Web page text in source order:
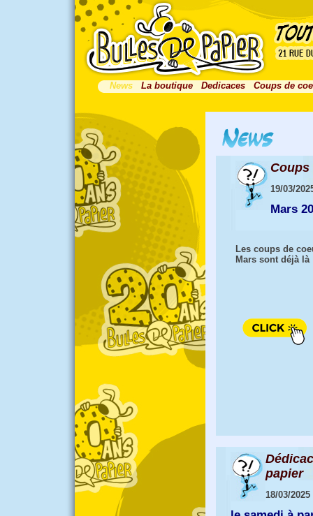
News La boutique Dedicaces Coups de
Coups
19/03/
Mars
Les coups de
Mars sont déjà là
papier
18/03/2025